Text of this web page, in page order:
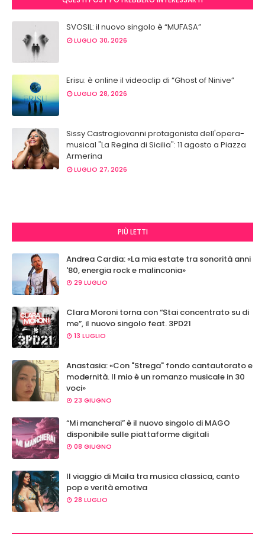
SVOSIL: il nuovo singolo è “MUFASA”
LUGLIO 30, 2026
Erisu: è online il videoclip di “Ghost of Ninive”
LUGLIO 28, 2026
Sissy Castrogiovanni protagonista dell'opera-
musical "La Regina di Sicilia": 11 agosto a Piazza
Armerina
LUGLIO 27, 2026
PIÙ LETTI
Andrea Cardia: «La mia estate tra sonorità anni
'80, energia rock e malinconia»
29 LUGLIO
Clara Moroni torna con “Stai concentrato su di
me”, il nuovo singolo feat. 3PD21
13 LUGLIO
Anastasia: «Con "Strega" fondo cantautorato e
modernità. Il mio è un romanzo musicale in 30
voci»
23 GIUGNO
“Mi mancherai” è il nuovo singolo di MAGO
disponibile sulle piattaforme digitali
08 GIUGNO
Il viaggio di Maila tra musica classica, canto
pop e verità emotiva
28 LUGLIO